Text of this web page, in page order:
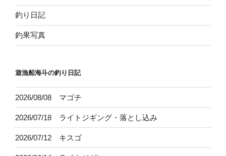
釣り日記
釣果写真
遊漁船海斗の釣り日記
2026/08/08 マゴチ
2026/07/18 ライトジギング・落とし込み
2026/07/12 キスゴ